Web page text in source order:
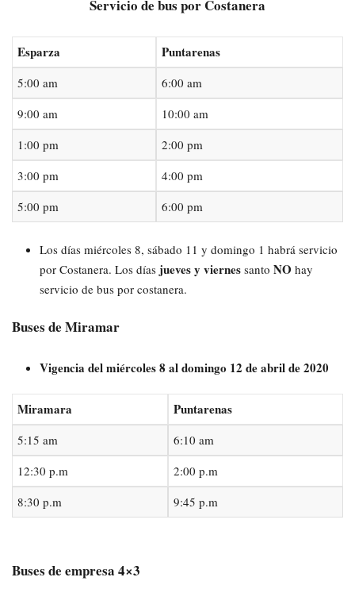
Servicio de bus por Costanera
Esparza Puntarenas
5:00 am
6:00 am
9:00 am
10:00 am
1:00 pm
2:00 pm
3:00 pm
4:00 pm
5:00 pm
6:00 pm
Los días miércoles 8, sábado 11 y domingo 1 habrá servicio
por Costanera. Los días jueves y viernes santo NO hay
servicio de bus por costanera.
Buses de Miramar
Vigencia del miércoles 8 al domingo 12 de abril de 2020
Miramara Puntarenas
5:15 am
6:10 am
12:30 p.m
2:00 p.m
8:30 p.m
9:45 p.m
Buses de empresa 4×3